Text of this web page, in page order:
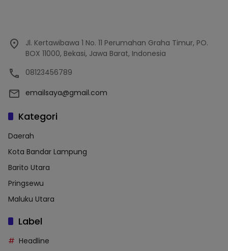
Jl. Kertawibawa 1 No. 11 Perumahan Graha Timur, PO.
BOX 11000, Bekasi, Jawa Barat, Indonesia
08123456789
emailsaya@gmail.com
Kategori
Daerah
Kota Bandar Lampung
Barito Utara
Pringsewu
Maluku Utara
Label
Headline